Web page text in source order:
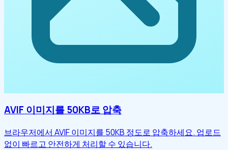
AVIF 이미지를 50KB로 압축
브라우저에서 AVIF 이미지를 50KB 정도로 압축하세요. 업로드
없이 빠르고 안전하게 처리할 수 있습니다.